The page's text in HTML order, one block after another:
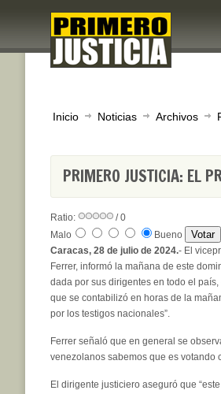
Inicio Noticias Archivos
PRIMERO JUSTICIA: EL
Ratio:
/ 0
Malo
Bueno
Caracas, 28 de julio de 2024.- El
Ferrer, informó la mañana de este
dada por sus dirigentes en todo el
que se contabilizó en horas de la
por los testigos nacionales”.
Ferrer señaló que en general se
venezolanos sabemos que es votando
El dirigente justiciero aseguró que